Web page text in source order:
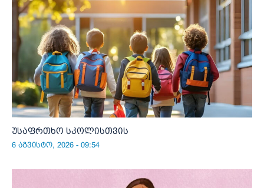
უსაფრთხო სკოლისთვის
6 აგვისტო, 2026 - 09:54